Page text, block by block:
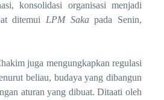
konsolidasi organisasi menjadi
ditemui LPM Sakapada Senin,
juga mengungkapkan regulasi
beliau, budaya yang dibangun
aturan yang dibuat. Ditaati oleh